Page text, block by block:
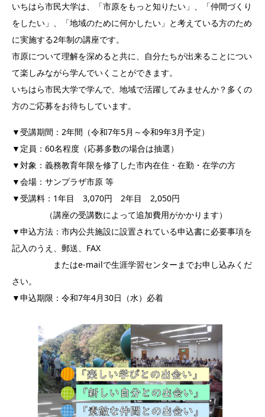
いちはら市民大学は、「市原をもっと知りたい」、「仲間づくり
をしたい」、「地域のために何かしたい」と考えている方のため
に実施する2年制の講座です。
市原について理解を深めると共に、自分たちが出来ることについ
て楽しみながら学んでいくことができます。
いちはら市民大学で学んで、地域で活躍してみませんか？多くの
方のご応募をお待ちしています。
▼受講期間：2年間（令和7年5月～令和9年3月予定）
▼定員：60名程度（応募多数の場合は抽選）
▼対象：義務教育年限を修了した市内在住・在勤・在学の方
▼会場：サンプラザ市原 等
▼受講料：1年目 3,070円 2年目 2,050円
（講座の受講数によって追加費用がかかります）
▼申込方法：市内公共施設に設置されている申込書に必要事項を
記入のうえ、郵送、FAX
またはe-mailで生涯学習センターまでお申し込みくだ
さい。
▼申込期限：令和7年4月30日（水）必着